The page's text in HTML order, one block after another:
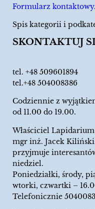
Formularz kontaktowy.
Spis kategorii i
SKONTAKTUJ
tel. +48 509601894
tel.+48 504008386
Codziennie z
od 11.00 do 19.00.
Właściciel Lapidarium
mgr inż. Jacek Kiliński
przyjmuje
niedziel.
Poniedziałki, środy,
wtorki, czwartki –
Telefonicznie